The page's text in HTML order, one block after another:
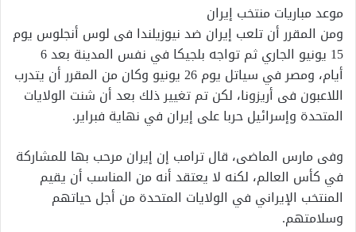
موعد مباريات منتخب إيران
ومن المقرر أن ⁠⁠تلعب إيران ضد نيوزيلندا فى لوس أنجلوس يوم
15 يونيو الجاري ثم تواجه بلجيكا في نفس المدينة بعد 6
أيام، ومصر في سياتل يوم 26 يونيو وكان من المقرر أن ‌‌يتدرب
اللاعبون فى أريزونا، لكن تم تغيير ذلك بعد أن شنت الولايات
المتحدة وإسرائيل حربا على إيران في نهاية فبراير.
وفى مارس الماضى، قال ترامب ‌‌إن ‌‌إيران مرحب بها للمشاركة
في كأس العالم، لكنه لا يعتقد أنه من المناسب أن يقيم
المنتخب الإيراني في الولايات المتحدة من أجل حياتهم
وسلامتهم.